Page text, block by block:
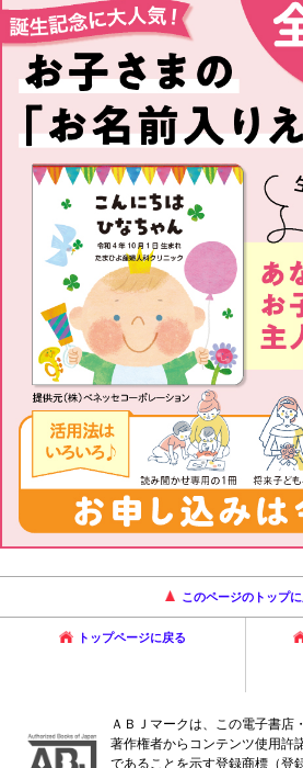
このページのトップ
トップページに戻る
ＡＢＪマークは、この電子書店
著作権者からコンテンツ使用許
であることを示す登録商標（登